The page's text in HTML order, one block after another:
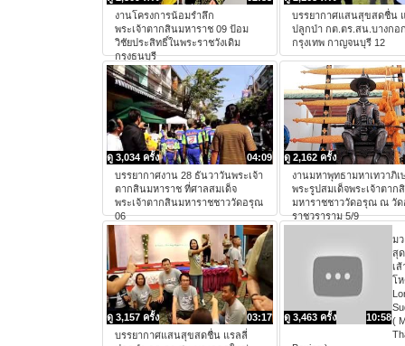
งานโครงการน้อมรำลึก
พระเจ้าตากสินมหาราช 09 ป้อม
วิชัยประสิทธิ์ในพระราชวังเดิม
กรุงธนบุรี
บรรยากาศแสนสุขสดชื่น
ปลูกป่า กต.ตร.สน.บางกอ
กรุงเทพ กาญจนบุรี 12
04:09
ดู 3,034 ครั้ง
บรรยากาศงาน 28 ธันวาวันพระเจ้า
ตากสินมหาราช ที่ศาลสมเด็จ
พระเจ้าตากสินมหาราชชาววัดอรุณ
06
ดู 2,162 ครั้ง
งานมหาพุทธามหาเทวาภิเ
พระรูปสมเด็จพระเจ้าตาก
มหาราชชาววัดอรุณ ณ วั
ราชวราราม 5/9
03:17
ดู 3,157 ครั้ง
บรรยากาศแสนสุขสดชื่น แรลลี่
10:58
ดู 3,463 ครั้ง
ม
สุ
เ
โ
(